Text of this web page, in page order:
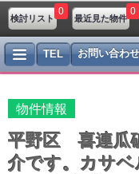
検討リスト
0
最近見た物件
0
TEL お問い合わせ
物件情報
平野区 喜連瓜
介です。カサ